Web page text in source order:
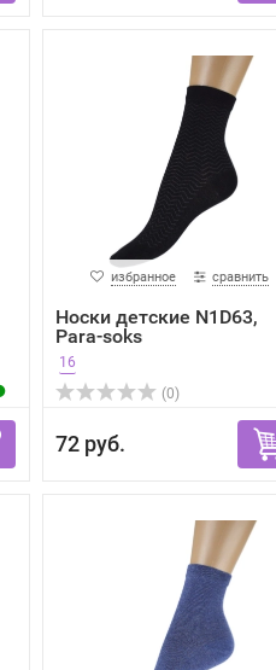
избранное сравнить
Носки детские N1D63,
Para-soks
16
(0)
72 руб.